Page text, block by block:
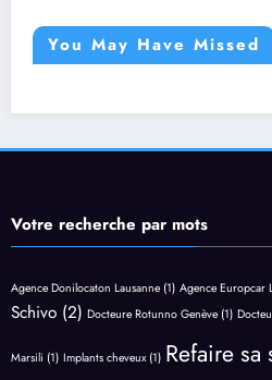
You May Have Missed
Votre recherche par mots
Agence Donilocaton Lausanne (1) Agence Europcar
Schivo (2) Docteure Rotunno Genève (1)
Marsili (1) Implants cheveux(1) Refaire sa